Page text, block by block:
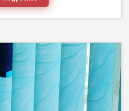
От их выбора зависит не
и функциональность, но и